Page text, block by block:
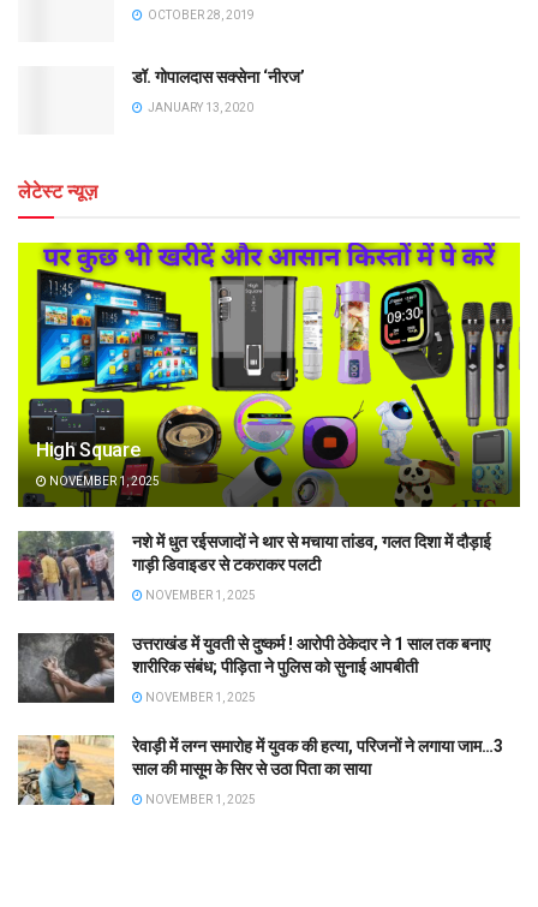
OCTOBER 28, 2019
डॉ. गोपालदास सक्सेना ‘नीरज’
JANUARY 13, 2020
लेटेस्ट न्यूज़
High Square
NOVEMBER 1, 2025
नशे में धुत रईसजादों ने थार से मचाया तांडव, गलत दिशा में दौड़ाई
गाड़ी डिवाइडर से टकराकर पलटी
NOVEMBER 1, 2025
उत्तराखंड में युवती से दुष्कर्म ! आरोपी ठेकेदार ने 1 साल तक बनाए
शारीरिक संबंध; पीड़िता ने पुलिस को सुनाई आपबीती
NOVEMBER 1, 2025
रेवाड़ी में लग्न समारोह में युवक की हत्या, परिजनों ने लगाया जाम…3
साल की मासूम के सिर से उठा पिता का साया
NOVEMBER 1, 2025